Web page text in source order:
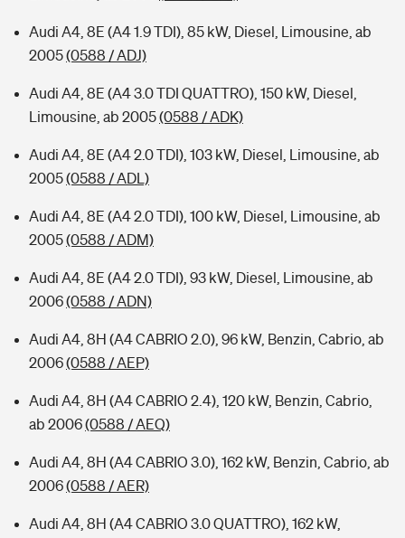
Audi A4, 8E (A4 1.9 TDI), 85 kW, Diesel, Limousine, ab
2005(0588 / ADJ)
Audi A4, 8E (A4 3.0 TDI QUATTRO), 150 kW, Diesel,
Limousine, ab 2005(0588 / ADK)
Audi A4, 8E (A4 2.0 TDI), 103 kW, Diesel, Limousine, ab
2005(0588 / ADL)
Audi A4, 8E (A4 2.0 TDI), 100 kW, Diesel, Limousine, ab
2005(0588 / ADM)
Audi A4, 8E (A4 2.0 TDI), 93 kW, Diesel, Limousine, ab
2006(0588 / ADN)
Audi A4, 8H (A4 CABRIO 2.0), 96 kW, Benzin, Cabrio, ab
2006(0588 / AEP)
Audi A4, 8H (A4 CABRIO 2.4), 120 kW, Benzin, Cabrio,
ab 2006(0588 / AEQ)
Audi A4, 8H (A4 CABRIO 3.0), 162 kW, Benzin, Cabrio, ab
2006(0588 / AER)
Audi A4, 8H (A4 CABRIO 3.0 QUATTRO), 162 kW,